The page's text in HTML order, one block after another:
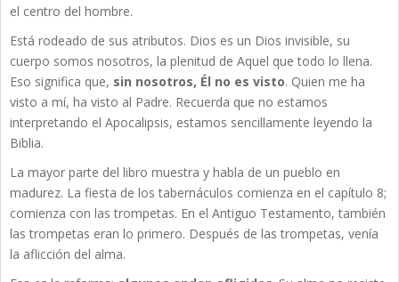
el centro del hombre.
Está rodeado de sus atributos. Dios es un Dios invisible, su
cuerpo somos nosotros, la plenitud de Aquel que todo lo llena.
Eso significa que, sin nosotros, Él no es visto. Quien me ha
visto a mí, ha visto al Padre. Recuerda que no estamos
interpretando el Apocalipsis, estamos sencillamente leyendo la
Biblia.
La mayor parte del libro muestra y habla de un pueblo en
madurez. La fiesta de los tabernáculos comienza en el capítulo 8;
comienza con las trompetas. En el Antiguo Testamento, también
las trompetas eran lo primero. Después de las trompetas, venía
la aflicción del alma.